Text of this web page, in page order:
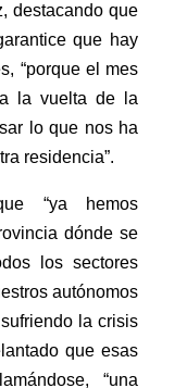
destacando que
que hay
“porque el mes
la vuelta de la
lo que nos ha
residencia”.
“ya hemos
dónde se
los sectores
autónomos
la crisis
que esas
“una